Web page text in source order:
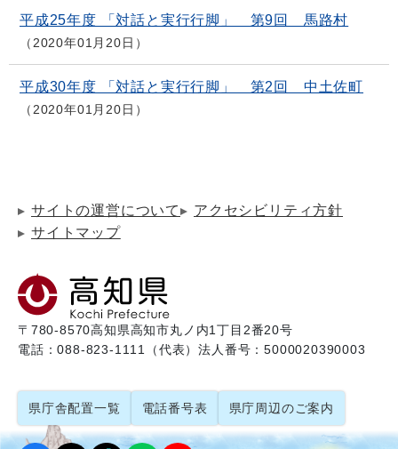
平成25年度 「対話と実行行脚」 第9回 馬路村
2020年01月20日
平成30年度 「対話と実行行脚」 第2回 中土佐町
2020年01月20日
サイトの運営について
アクセシビリティ方針
サイトマップ
〒780-8570高知県高知市丸ノ内1丁目2番20号
電話：088-823-1111（代表）法人番号：5000020390003
県庁舎配置一覧 電話番号表 県庁周辺のご案内